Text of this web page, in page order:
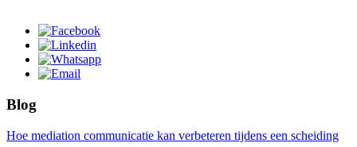
Blog
Hoe mediation communicatie kan verbeteren tijdens een scheiding